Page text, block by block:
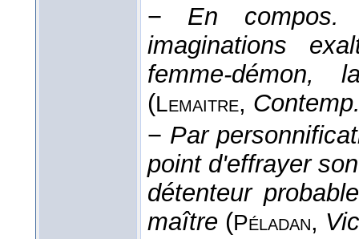
− En compos.
imaginations
femme-
(Lemaitre,
− Par
point d'effrayer
détenteur
maître (Péladan,